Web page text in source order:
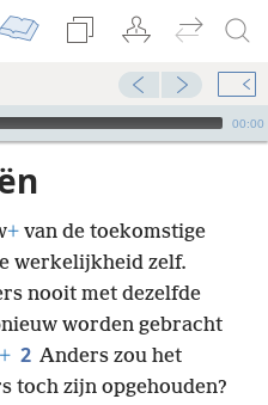
00:00
+ van de toekomstige
werkelijkheid zelf.
nooit met dezelfde
worden gebracht
+ 2 Anders zou het
toch zijn opgehouden?